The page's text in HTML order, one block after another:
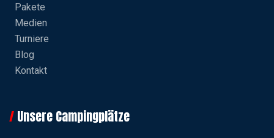
Pakete
Medien
Turniere
Blog
Kontakt
Unsere Campingplätze